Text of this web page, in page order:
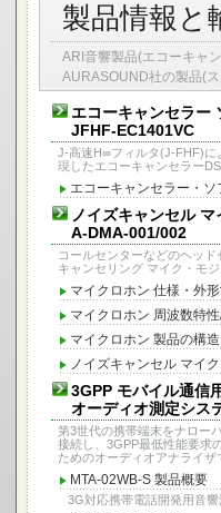
製品情報と
ARI音響製品(エコーキャ
AURASOUND社の製品(
エコーキャンセラー
JFHF-EC1401VC
J-高速H∞フィルタ(J-FHF)に
現したエコーキャンセラー
エコーキャンセラー・
ノイズキャンセル
A-DMA-001/002
コールセンターなどのヘッ
キャンセリング マイク・モジ
マイクロホン 仕様・外
マイクロホン 周波数特
マイクロホン 製品の構造
ノイズキャンセル マイ
3GPP モバイル通信
オーディオ測定シス
第3世代の携帯端末をナロー
接続し、3GPP最低性能要求
ためのオーディオアナライザ
MTA-02WB-S 製品概要
3G対応携帯電話開発用音